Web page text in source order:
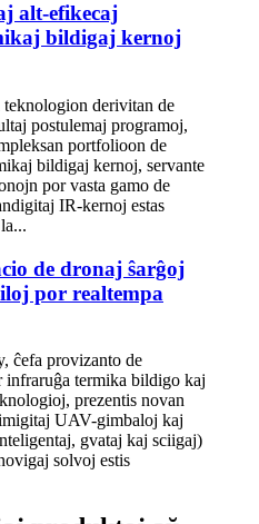
alt-efikecaj
bildigaj kernoj
derivitan de
postulemaj programoj,
portfolioon de
bildigaj kernoj, servante
por vasta gamo de
IR-kernoj estas
de dronaj ŝarĝoj
por realtempa
ĉefa provizanto de
infraruĝa termika bildigo kaj
prezentis novan
UAV-gimbaloj kaj
gvataj kaj sciigaj)
solvoj estis